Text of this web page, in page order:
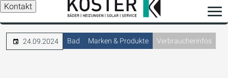
Kontakt
24.09.2024 Bad Marken & Produkte Verbraucherinfos